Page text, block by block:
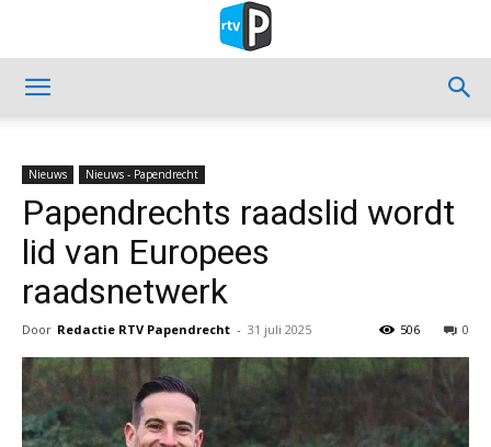
Nieuws Nieuws - Papendrecht
Papendrechts raadslid wordt
lid van Europees
raadsnetwerk
Door Redactie RTV Papendrecht - 31 juli 2025 0
506